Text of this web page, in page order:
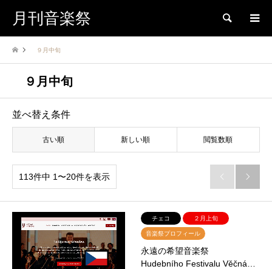
月刊音楽祭 検索
９月中旬
９月中旬
並べ替え条件
古い順 新しい順 閲覧数順
113件中 1〜20件を表示  
チェコ ２月上旬
音楽祭プロフィール
永遠の希望音楽祭
Hudebního Festivalu Věčná…